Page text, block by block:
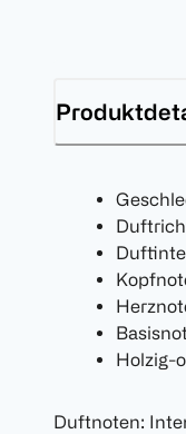
Holzig-
Duftnoten: